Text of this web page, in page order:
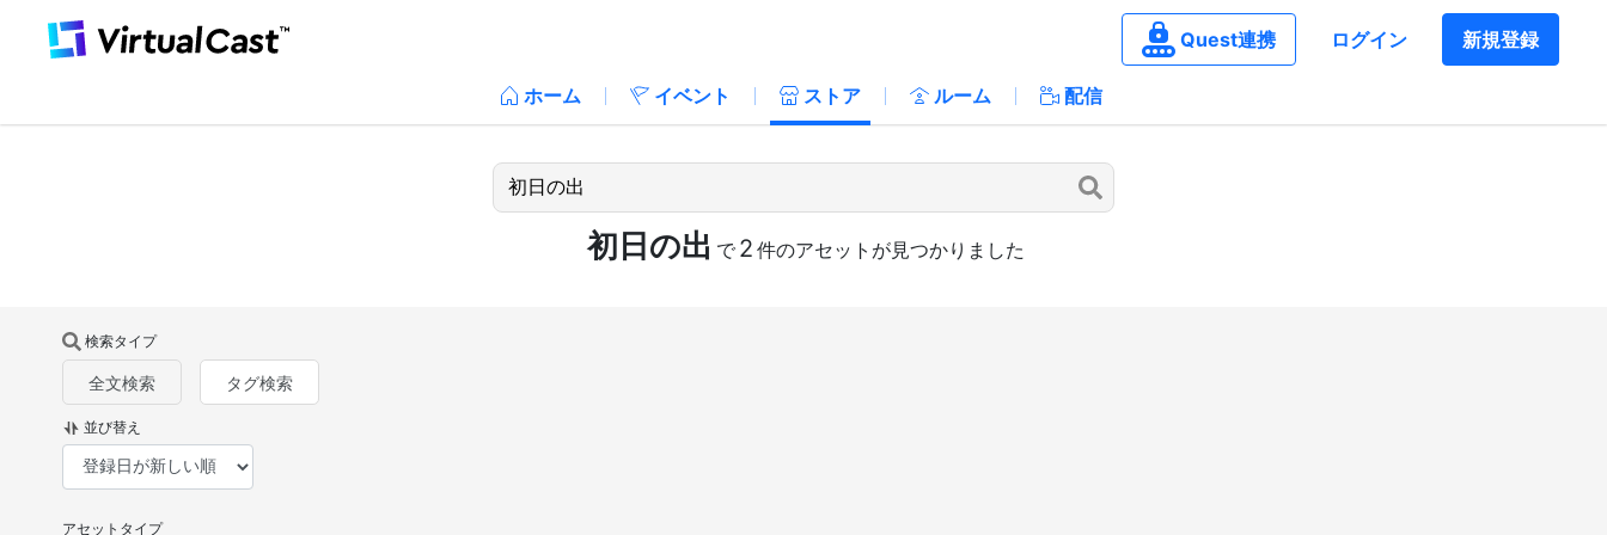
Quest連携 ログイン 新規登録
ホーム イベント ストア ルーム 配信
初日の出 で 2 件のアセットが見つかりました
検索タイプ
全文検索 タグ検索
並び替え
アセットタイプ